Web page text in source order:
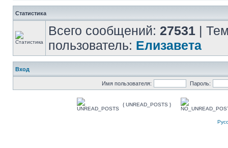
Статистика
Всего сообщений: 27531 |
пользователь: Елизавета
Вход
Имя пользователя: Пароль:
{ UNREAD_POSTS }